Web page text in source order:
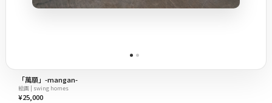
「萬願」-mangan-
絵画 | swing homes
¥25,000